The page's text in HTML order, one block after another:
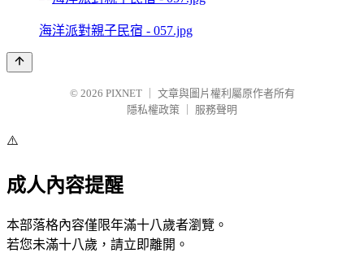
海洋派對親子民宿 - 057.jpg
© 2026 PIXNET
文章與圖片權利屬原作者所有
隱私權政策
服務聲明
⚠️
成人內容提醒
本部落格內容僅限年滿十八歲者瀏覽。
若您未滿十八歲，請立即離開。